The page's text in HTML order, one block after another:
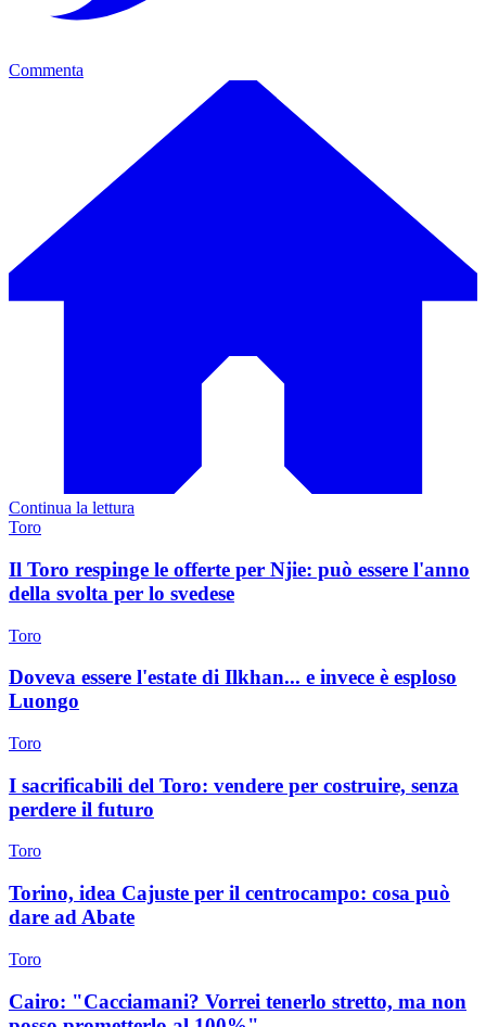
Commenta
Continua la lettura
Toro
Il Toro respinge le offerte per Njie: può essere l'anno
della svolta per lo svedese
Toro
Doveva essere l'estate di Ilkhan... e invece è esploso
Luongo
Toro
I sacrificabili del Toro: vendere per costruire, senza
perdere il futuro
Toro
Torino, idea Cajuste per il centrocampo: cosa può
dare ad Abate
Toro
Cairo: "Cacciamani? Vorrei tenerlo stretto, ma non